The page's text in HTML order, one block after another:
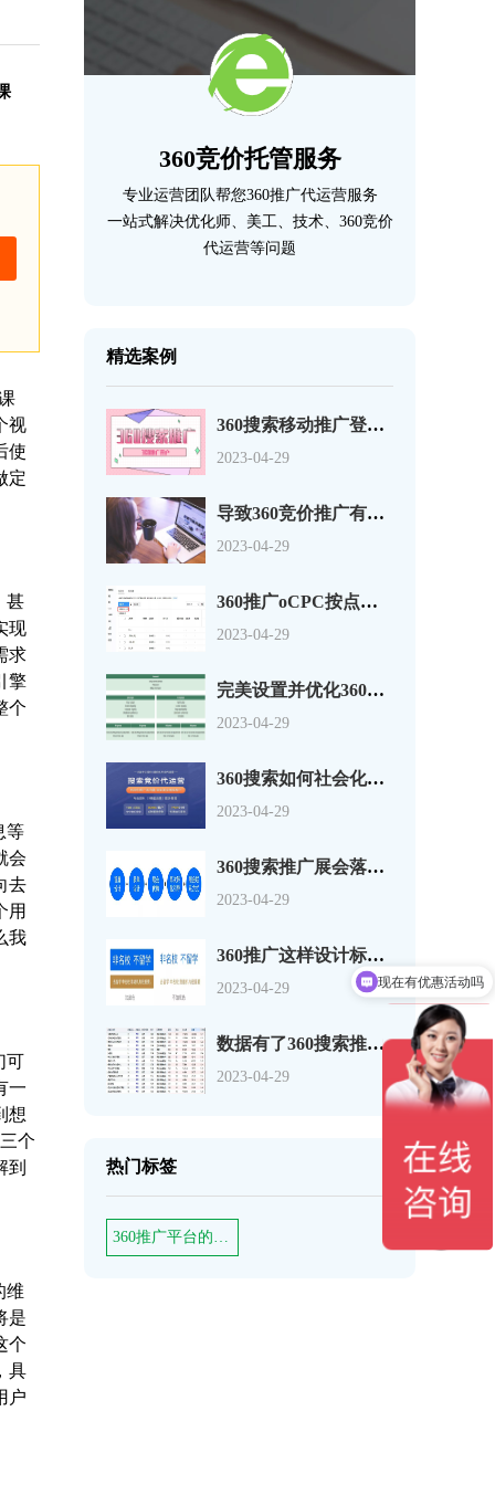
360竞价托管服务
专业运营团队帮您360推广代运营服务
一站式解决优化师、美工、技术、360竞价
代运营等问题
精选案例
360搜索移动推广登录页优化的12个事项
2023-04-29
导致360竞价推广有点击没转换的原因分析
2023-04-29
360推广oCPC按点击出价系数还是目标转化成本？
2023-04-29
完美设置并优化360搜索广告组和广告系列
2023-04-29
360搜索如何社会化营销以及搜索营销
2023-04-29
360搜索推广展会落地页怎么做？一套思路供参考
2023-04-29
360推广这样设计标题，资深优化师都说好！
2023-04-29
数据有了360搜索推广关键词如何分析
2023-04-29
热门标签
360推广平台的广告展现形式是什么
视
使
定
甚
现
求
擎
个
等
会
去
用
我
可
一
想
个
到
维
是
个
具
户
现在有优惠活动吗